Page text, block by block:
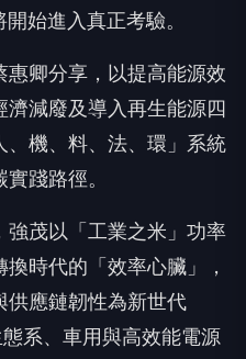
始進入真正考驗。
惠卿分享，以提高能源效
減廢及導入再生能源四
、機、料、法、環」系統
踐路徑。
茂以「工業之米」功率
時代的「效率心臟」，
供應鏈韌性為新世代
系、車用與高效能電源